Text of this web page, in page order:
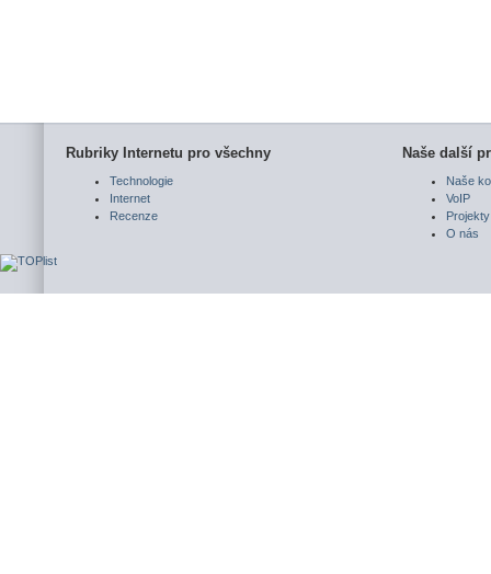
Rubriky Internetu pro všechny
Technologie
Internet
Recenze
Naše další
Naše
VoIP
Projekty
O nás